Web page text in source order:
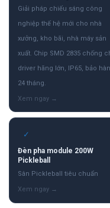
Giải pháp chiếu sáng công
nghiệp thế hệ mới cho nhà
xưởng, kho bãi, nhà máy sản
xuất. Chip SMD 2835 chống
driver hãng lớn, IP65, bảo
24 tháng.
✓
Đèn pha module 200W
Pickleball
Sân Pickleball tiêu chuẩn